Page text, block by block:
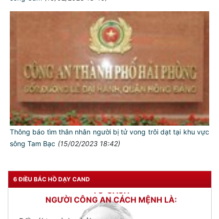
Thông báo tìm thân nhân người bị tử vong trôi dạt tại khu vực
sông Tam Bạc (15/02/2023 18:42)
6 ĐIỀU BÁC HỒ DẠY CAND
NGƯỜI CÔNG AN CÁCH MỆNH LÀ:
Đối với tự mình, phải
CẦN, KIỆM, LIÊM, CHÍNH